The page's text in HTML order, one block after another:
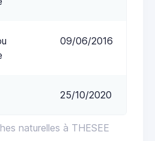
naturelles à THESEE
09/06/2016
25/10/2020